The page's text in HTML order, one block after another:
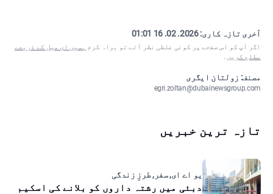
آخری تازہ کاری:2026. 02. 16 01:01
اگر آپ کو اس صفحے پر کوئی غلطی نظر آئے تو براہ کرم ہمیں ای میل کے ذریعے
مطلع کریں ۔
مصنف: زولتان ایگری
egri.zoltan@dubainewsgroup.com
تازہ ترین خبریں
یو اے ای, سفر, طرزِ زندگی
دبئی میں رشتہ داروں کو بلانے کی اسکیم